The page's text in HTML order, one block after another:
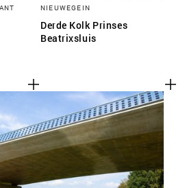
NIEUWEGEIN
Derde Kolk Prinses
Beatrixsluis